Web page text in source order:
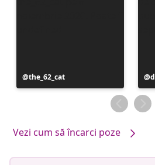
Postare
publicată
the_62_cat
de
Vezi cum să încarci poze